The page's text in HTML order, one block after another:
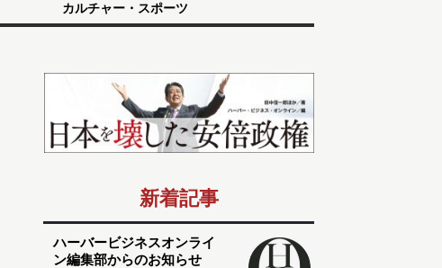
カルチャー・スポーツ
新着記事
ハーバービジネスオンライ
ン編集部からのお知らせ